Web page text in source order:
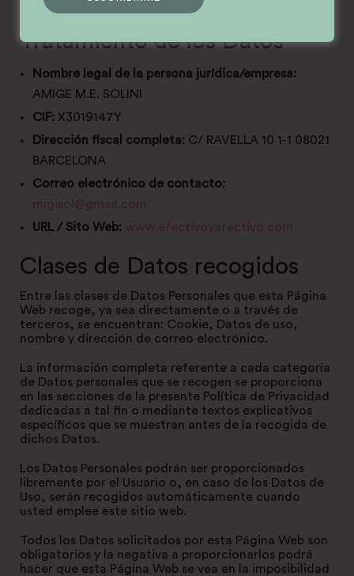
Titular y Responsable de
Tratamiento de los Datos
Nombre legal de la persona jurídica/empresa:
AMIGE M.E. SOLINI
CIF: X3019147Y
Dirección fiscal completa: C/ RAVELLA 10 1-1 08021
BARCELONA
Correo electrónico de contacto:
migisol@gmail.com
URL / Sito Web: www.efectivoyafectivo.com
Clases de Datos recogidos
Entre las clases de Datos Personales que esta Página
Web recoge, ya sea directamente o a través de
terceros, se encuentran: Cookie, Datos de uso,
nombre y dirección de correo electrónico.
La información completa referente a cada categoría
de Datos personales que se recogen se proporciona
en las secciones de la presente Política de Privacidad
dedicadas a tal fin o mediante textos explicativos
específicos que se muestran antes de la recogida de
dichos Datos.
Los Datos Personales podrán ser proporcionados
libremente por el Usuario o, en caso de los Datos de
Uso, serán recogidos automáticamente cuando
usted emplee este sitio web.
Todos los Datos solicitados por esta Página Web son
obligatorios y la negativa a proporcionarlos podrá
hacer que esta Página Web se vea en la imposibilidad